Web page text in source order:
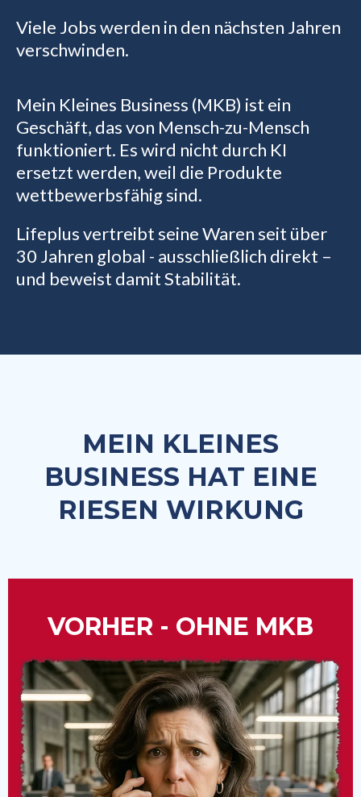
Viele Jobs werden in den nächsten Jahren
verschwinden.
Mein Kleines Business (MKB) ist ein
Geschäft, das von Mensch-zu-Mensch
funktioniert. Es wird nicht durch KI
ersetzt werden, weil die Produkte
wettbewerbsfähig sind.
Lifeplus vertreibt seine Waren seit über
30 Jahren global - ausschließlich direkt –
und beweist damit Stabilität.
MEIN KLEINES
BUSINESS HAT EINE
RIESEN WIRKUNG
VORHER - OHNE MKB